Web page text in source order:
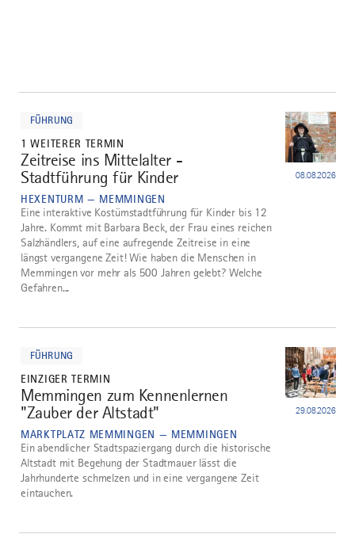
FÜHRUNG
1 WEITERER TERMIN
1
Zeitreise ins Mittelalter -
Stadtführung für Kinder
HEXENTURM — MEMMINGEN
08.08.2026
Eine interaktive Kostümstadtführung für Kinder bis 12
Jahre. Kommt mit Barbara Beck, der Frau eines reichen
Salzhändlers, auf eine aufregende Zeitreise in eine
längst vergangene Zeit! Wie haben die Menschen in
Memmingen vor mehr als 500 Jahren gelebt? Welche
Gefahren...
FÜHRUNG
EINZIGER TERMIN
2
Memmingen zum Kennenlernen
"Zauber der Altstadt"
MARKTPLATZ MEMMINGEN — MEMMINGEN
29.08.2026
Ein abendlicher Stadtspaziergang durch die historische
Altstadt mit Begehung der Stadtmauer lässt die
Jahrhunderte schmelzen und in eine vergangene Zeit
eintauchen.